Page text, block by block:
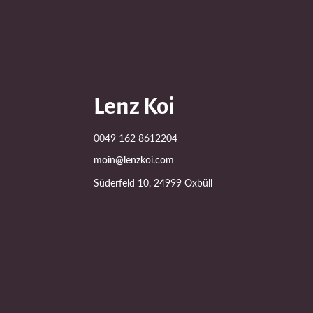
Lenz Koi
0049 162 8612204
moin@lenzkoi.com
Süderfeld 10, 24999 Oxbüll